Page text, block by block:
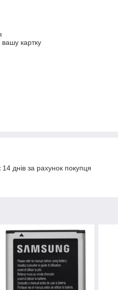
картку
днів за рахунок покупця